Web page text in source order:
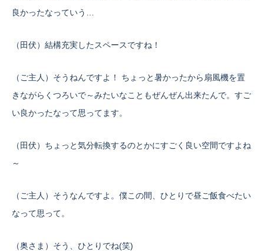
良かったなっていう…
（田伏）結構充実したスペースですね！
（ご主人）そうねんですよ！ ちょっと暑かったから扇風機を置
きながらくつろいで～みたいなこともぜんぜん出来たんで。すご
い良かったなって思ってます。
（田伏）ちょっと気分転換するのとかにすごく良い空間ですよね
～
（ご主人）そうなんですよ。僕この間、ひとりで昼ご飯食べたい
なって思って。
（奥さま）そう、ひとりでね(笑)